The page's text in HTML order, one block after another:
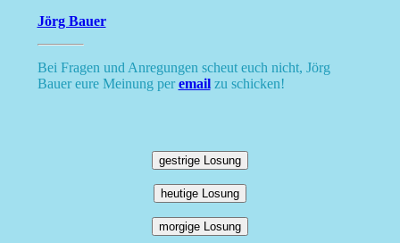
Jörg Bauer
Bei Fragen und Anregungen scheut euch nicht, Jörg
Bauer eure Meinung peremailzu schicken!
gestrige Losung
heutige Losung
morgige Losung